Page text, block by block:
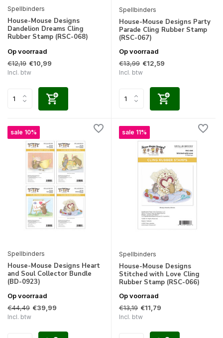
Spellbinders
House-Mouse Designs
Dandelion Dreams Cling
Rubber Stamp (RSC-068)
Op voorraad
€12,19 €10,99
Incl. btw
Spellbinders
House-Mouse Designs Party
Parade Cling Rubber Stamp
(RSC-067)
Op voorraad
€13,99 €12,59
Incl. btw
sale 10%
Spellbinders
House-Mouse Designs Heart
and Soul Collector Bundle
(BD-0923)
Op voorraad
€44,49 €39,99
Incl. btw
sale 11%
Spellbinders
House-Mouse Designs
Stitched with Love Cling
Rubber Stamp (RSC-066)
Op voorraad
€13,19 €11,79
Incl. btw